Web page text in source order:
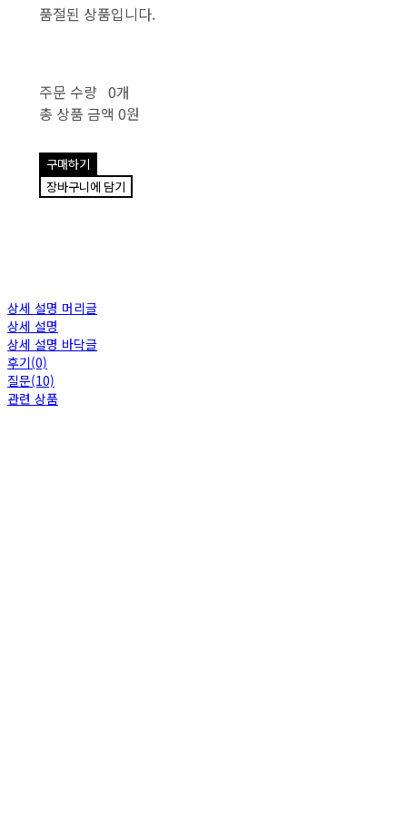
품절된 상품입니다.
주문 수량 0개
총 상품 금액 0원
구매하기
장바구니에 담기
상세 설명 머리글
상세 설명
상세 설명 바닥글
후기(0)
질문(10)
관련 상품